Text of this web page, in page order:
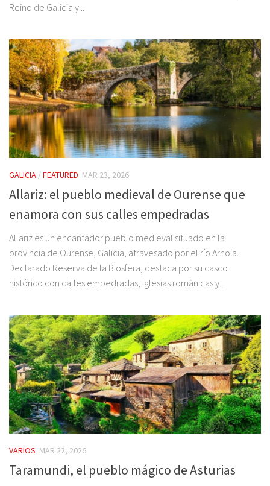
Reino de Galicia y...
GALICIA /FEATURED MAR 23, 2026
Allariz: el pueblo medieval de Ourense que
enamora con sus calles empedradas
Allariz es un encantador pueblo medieval situado en la
provincia de Ourense, Galicia, atravesado por el río Arnoia.
Declarado Reserva de la Biosfera, destaca por su casco
histórico con calles empedradas, iglesias románicas y...
VARIOS MAR 22, 2026
Taramundi, el pueblo mágico de Asturias